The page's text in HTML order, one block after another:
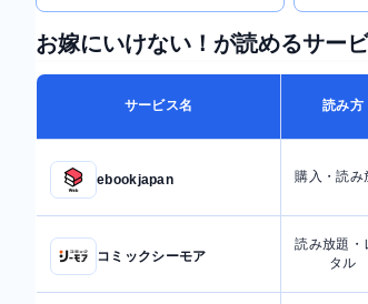
お嫁にいけない！が読めるサー
サービス名 読み方
ebookjapan 購入・読み
コミックシーモア
読み放題・
タル